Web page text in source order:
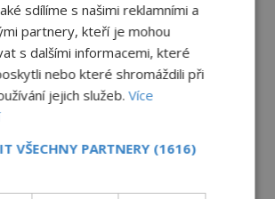
Mapa Piriho Reise: Zakázané
vědění starověku, nebo jen
geniální práce osmanského
admirála?
1.8.2026 3.3TIS
Kamenní giganti z Baalbeku: Jak
hmotnosti stovek tun?
sdílíme s našimi reklamními a
partnery, kteří je mohou
s dalšími informacemi, které
nebo které shromáždili při
jejich služeb.Více
VŠECHNY PARTNERY (1616)